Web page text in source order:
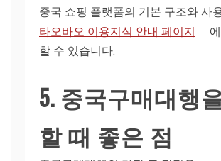
중국 쇼핑 플랫폼의 기본 구조와 사
타오바오 이용지식 안내 페이지
할 수 있습니다.
5. 중국구매대행
할 때 좋은 점